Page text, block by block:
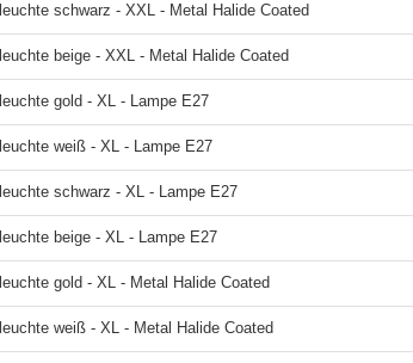
schwarz - XXL - Metal Halide Coated
beige - XXL - Metal Halide Coated
gold - XL - Lampe E27
weiß - XL - Lampe E27
schwarz - XL - Lampe E27
beige - XL - Lampe E27
gold - XL - Metal Halide Coated
weiß - XL - Metal Halide Coated